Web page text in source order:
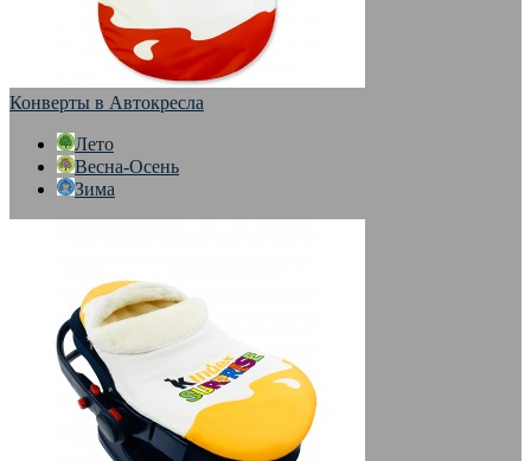
Конверты в Автокресла
Лето
Весна-Осень
Зима